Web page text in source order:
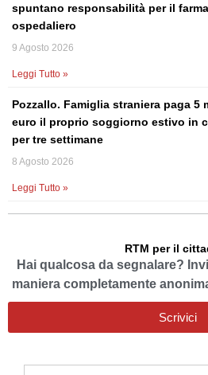
spuntano responsabilità per il
ospedaliero
9 Agosto 2026
Leggi Tutto »
Pozzallo. Famiglia straniera paga 5
euro il proprio soggiorno estivo in
per tre settimane
8 Agosto 2026
Leggi Tutto »
RTM per il
Hai qualcosa da segnalare?
maniera completamente
Scrivici